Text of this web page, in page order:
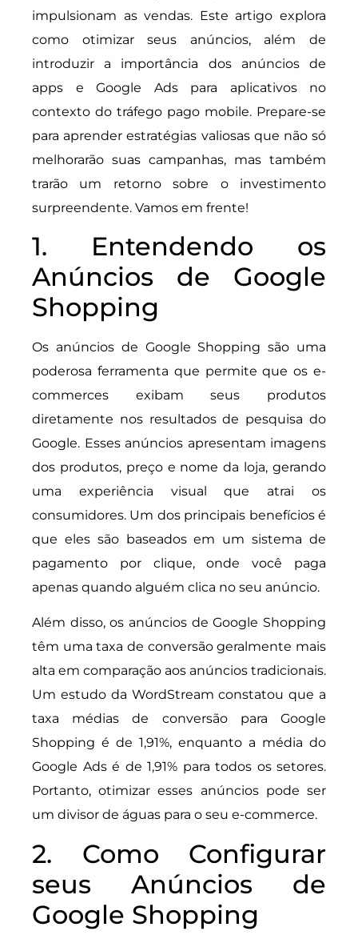
impulsionam as vendas. Este artigo explora
como otimizar seus anúncios, além de
introduzir a importância dos anúncios de
apps e Google Ads para aplicativos no
contexto do tráfego pago mobile. Prepare-se
para aprender estratégias valiosas que não só
melhorarão suas campanhas, mas também
trarão um retorno sobre o investimento
surpreendente. Vamos em frente!
1. Entendendo os
Anúncios de Google
Shopping
Os anúncios de Google Shopping são uma
poderosa ferramenta que permite que os e-
commerces exibam seus produtos
diretamente nos resultados de pesquisa do
Google. Esses anúncios apresentam imagens
dos produtos, preço e nome da loja, gerando
uma experiência visual que atrai os
consumidores. Um dos principais benefícios é
que eles são baseados em um sistema de
pagamento por clique, onde você paga
apenas quando alguém clica no seu anúncio.
Além disso, os anúncios de Google Shopping
têm uma taxa de conversão geralmente mais
alta em comparação aos anúncios tradicionais.
Um estudo da WordStream constatou que a
taxa médias de conversão para Google
Shopping é de 1,91%, enquanto a média do
Google Ads é de 1,91% para todos os setores.
Portanto, otimizar esses anúncios pode ser
um divisor de águas para o seu e-commerce.
2. Como Configurar
seus Anúncios de
Google Shopping